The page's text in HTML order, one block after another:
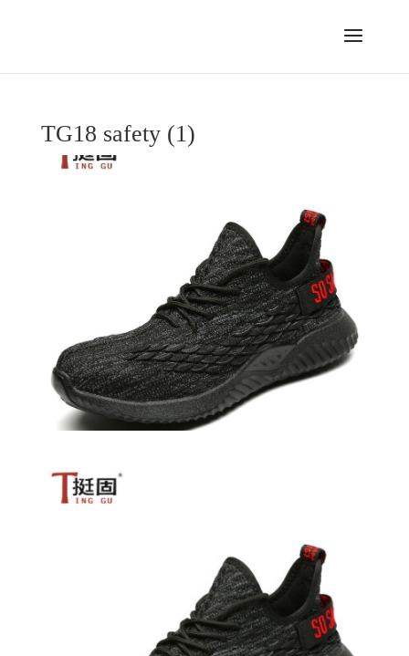
TG18 safety (1)